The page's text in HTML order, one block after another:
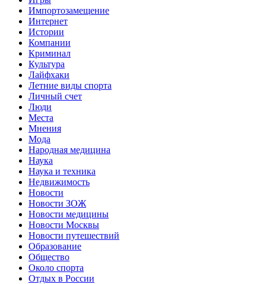
Импортозамещение
Интернет
Истории
Компании
Криминал
Культура
Лайфхаки
Летние виды спорта
Личный счет
Люди
Места
Мнения
Мода
Народная медицина
Наука
Наука и техника
Недвижимость
Новости
Новости ЗОЖ
Новости медицины
Новости Москвы
Новости путешествий
Образование
Общество
Около спорта
Отдых в России